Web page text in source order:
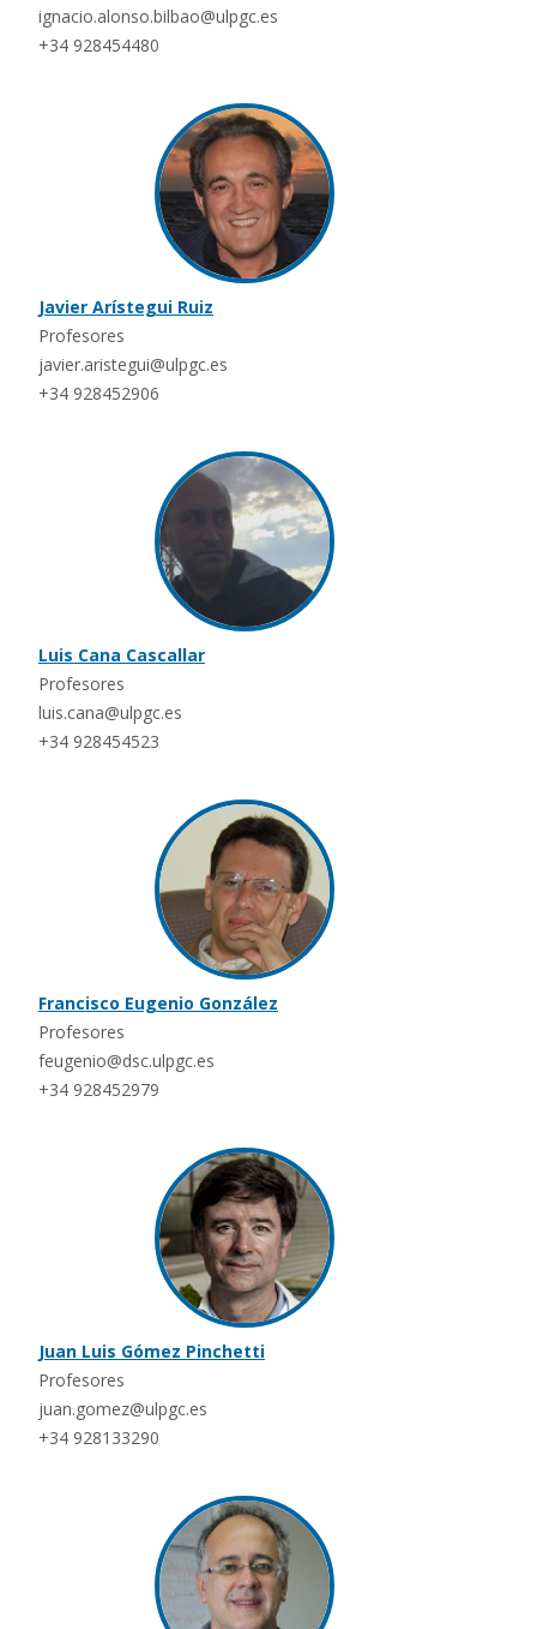
ignacio.alonso.bilbao@ulpgc.es
+34 928454480
Javier Arístegui Ruiz
Profesores
javier.aristegui@ulpgc.es
+34 928452906
Luis Cana Cascallar
Profesores
luis.cana@ulpgc.es
+34 928454523
Francisco Eugenio González
Profesores
feugenio@dsc.ulpgc.es
+34 928452979
Juan Luis Gómez Pinchetti
Profesores
juan.gomez@ulpgc.es
+34 928133290